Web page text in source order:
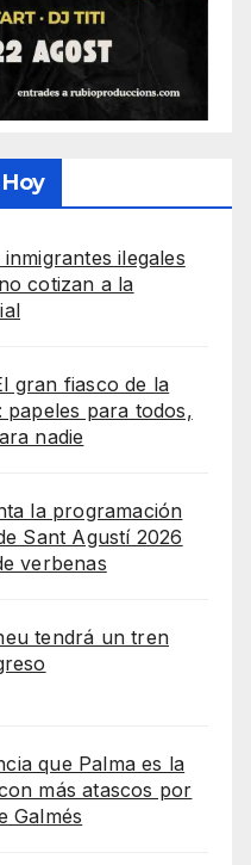
ilegales
cotizan a la
gran fiasco de la
papeles para todos,
nadie
la programación
Sant Agustí 2026
verbenas
tendrá un tren
que Palma es la
más atascos por
Galmés